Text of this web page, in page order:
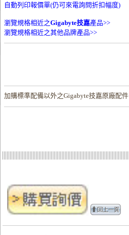
自動列印報價單(仍可來電詢問折扣幅度)
瀏覽規格相近之Gigabyte技嘉產品>>
瀏覽規格相近之其他品牌產品>>
加購標準配備以外之Gigabyte技嘉原廠配件